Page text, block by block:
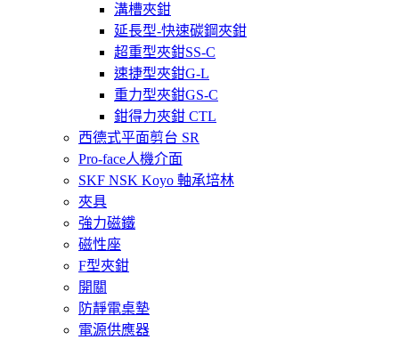
溝槽夾鉗
延長型-快速碳鋼夾鉗
超重型夾鉗SS-C
速捷型夾鉗G-L
重力型夾鉗GS-C
鉗得力夾鉗 CTL
西德式平面剪台 SR
Pro-face人機介面
SKF NSK Koyo 軸承培林
夾具
強力磁鐵
磁性座
F型夾鉗
開關
防靜電桌墊
電源供應器